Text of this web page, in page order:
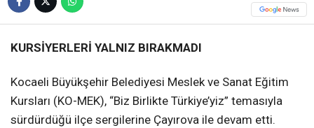
KURSİYERLERİ YALNIZ BIRAKMADI
Kocaeli Büyükşehir Belediyesi Meslek ve Sanat Eğitim
Kursları (KO-MEK), “Biz Birlikte Türkiye’yiz” temasıyla
sürdürdüğü ilçe sergilerine Çayırova ile devam etti.